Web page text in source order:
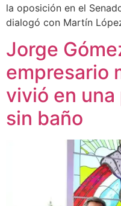
la oposición en el
dialogó con Martín
Jorge
empresario
vivió en
sin baño